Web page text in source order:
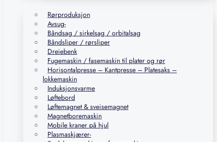
Rørproduksjon
Avsug-
Båndsag / sirkelsag / orbitalsag
Båndsliper / rørsliper
Dreiebenk
Fugemaskin / fasemaskin til plater og rør
Horisontalpresse – Kantpresse – Platesaks –
lokkemaskin
Induksjonsvarme
Løftebord
Løftemagnet & sveisemagnet
Magnetboremaskin
Mobile kraner på hjul
Plasmaskjærer-